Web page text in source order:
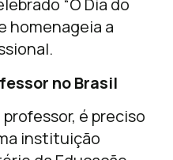
“O Dia do
homenageia a
no Brasil
é preciso
instituição